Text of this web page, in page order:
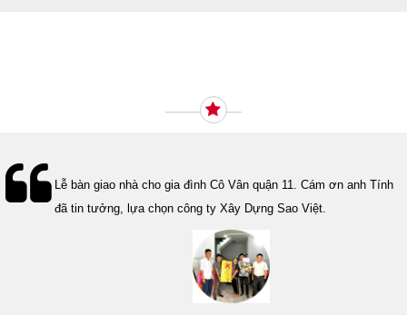
Lễ bàn giao nhà cho gia đình Cô Vân quận 11. Cám ơn anh Tính
đã tin tưởng, lựa chọn công ty Xây Dựng Sao Việt.